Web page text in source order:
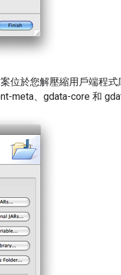
位於您解壓縮用戶端程式
meta、gdata-core 和